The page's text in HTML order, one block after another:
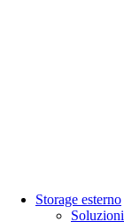
Storage esterno